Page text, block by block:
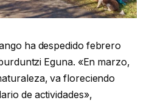
ha despedido febrero
Eguna. «En marzo,
va floreciendo
de actividades»,